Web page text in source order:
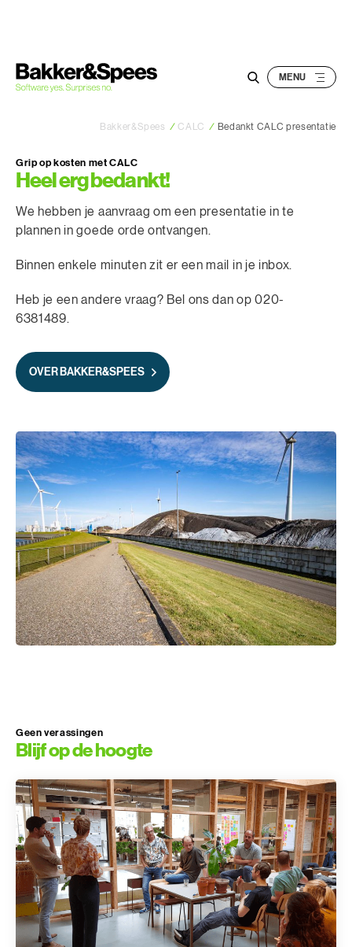
Bakker&Spees / CALC / Bedankt CALC presentatie
Grip op kosten met CALC
Heel erg bedankt!
We hebben je aanvraag om een presentatie in te
plannen in goede orde ontvangen.
Binnen enkele minuten zit er een mail in je inbox.
Heb je een andere vraag? Bel ons dan op 020-
6381489.
OVER BAKKER&SPEES
Geen verassingen
Blijf op de hoogte